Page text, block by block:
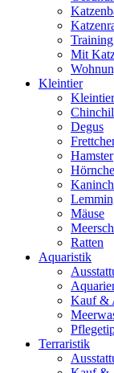
Mit
Kleintier
Degus
Hamster
Mäuse
Ratten
Aquaristik
Kauf &
Terraristik